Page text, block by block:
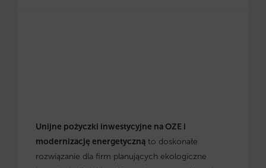
Unijne pożyczki inwestycyjne na OZE i
modernizację energetyczną to doskonałe
rozwiązanie dla firm planujących ekologiczne